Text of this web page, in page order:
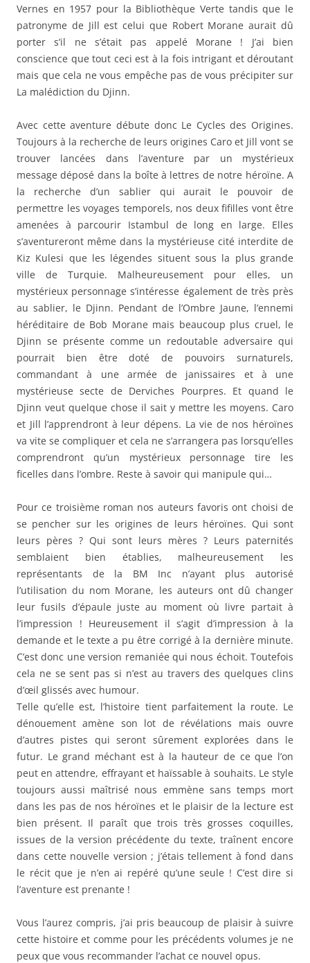
Vernes en 1957 pour la Bibliothèque Verte tandis que le
patronyme de Jill est celui que Robert Morane aurait dû
porter s’il ne s’était pas appelé Morane ! J’ai bien
conscience que tout ceci est à la fois intrigant et déroutant
mais que cela ne vous empêche pas de vous précipiter sur
La malédiction du Djinn.
Avec cette aventure débute donc Le Cycles des Origines.
Toujours à la recherche de leurs origines Caro et Jill vont se
trouver lancées dans l’aventure par un mystérieux
message déposé dans la boîte à lettres de notre héroïne. A
la recherche d’un sablier qui aurait le pouvoir de
permettre les voyages temporels, nos deux fifilles vont être
amenées à parcourir Istambul de long en large. Elles
s’aventureront même dans la mystérieuse cité interdite de
Kiz Kulesi que les légendes situent sous la plus grande
ville de Turquie. Malheureusement pour elles, un
mystérieux personnage s’intéresse également de très près
au sablier, le Djinn. Pendant de l’Ombre Jaune, l’ennemi
héréditaire de Bob Morane mais beaucoup plus cruel, le
Djinn se présente comme un redoutable adversaire qui
pourrait bien être doté de pouvoirs surnaturels,
commandant à une armée de janissaires et à une
mystérieuse secte de Derviches Pourpres. Et quand le
Djinn veut quelque chose il sait y mettre les moyens. Caro
et Jill l’apprendront à leur dépens. La vie de nos héroïnes
va vite se compliquer et cela ne s’arrangera pas lorsqu’elles
comprendront qu’un mystérieux personnage tire les
ficelles dans l’ombre. Reste à savoir qui manipule qui…
Pour ce troisième roman nos auteurs favoris ont choisi de
se pencher sur les origines de leurs héroïnes. Qui sont
leurs pères ? Qui sont leurs mères ? Leurs paternités
semblaient bien établies, malheureusement les
représentants de la BM Inc n’ayant plus autorisé
l’utilisation du nom Morane, les auteurs ont dû changer
leur fusils d’épaule juste au moment où livre partait à
l’impression ! Heureusement il s’agit d’impression à la
demande et le texte a pu être corrigé à la dernière minute.
C’est donc une version remaniée qui nous échoit. Toutefois
cela ne se sent pas si n’est au travers des quelques clins
d’œil glissés avec humour.
Telle qu’elle est, l’histoire tient parfaitement la route. Le
dénouement amène son lot de révélations mais ouvre
d’autres pistes qui seront sûrement explorées dans le
futur. Le grand méchant est à la hauteur de ce que l’on
peut en attendre, effrayant et haïssable à souhaits. Le style
toujours aussi maîtrisé nous emmène sans temps mort
dans les pas de nos héroïnes et le plaisir de la lecture est
bien présent. Il paraît que trois très grosses coquilles,
issues de la version précédente du texte, traînent encore
dans cette nouvelle version ; j’étais tellement à fond dans
le récit que je n’en ai repéré qu’une seule ! C’est dire si
l’aventure est prenante !
Vous l’aurez compris, j’ai pris beaucoup de plaisir à suivre
cette histoire et comme pour les précédents volumes je ne
peux que vous recommander l’achat ce nouvel opus.